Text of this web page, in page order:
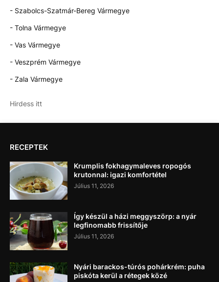
- Szabolcs-Szatmár-Bereg Vármegye
- Tolna Vármegye
- Vas Vármegye
- Veszprém Vármegye
- Zala Vármegye
Hirdess itt
RECEPTEK
Krumplis fokhagymaleves ropogós
krutonnal: igazi komfortétel
Július 11, 2026
Így készül a házi meggyszörp: a nyár
legfinomabb frissítője
Július 11, 2026
Nyári barackos-túrós pohárkrém: puha
piskóta kerül a rétegek közé